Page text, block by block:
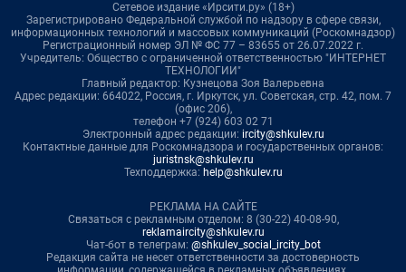
Сетевое издание «Ирсити.ру» (18+)
Зарегистрировано Федеральной службой по надзору в сфере связи,
информационных технологий и массовых коммуникаций (Роскомнадзор)
Регистрационный номер ЭЛ № ФС 77 – 83655 от 26.07.2022 г.
Учредитель: Общество с ограниченной ответственностью "ИНТЕРНЕТ
ТЕХНОЛОГИИ"
Главный редактор: Кузнецова Зоя Валерьевна
Адрес редакции: 664022, Россия, г. Иркутск, ул. Советская, стр. 42, пом. 7
(офис 206),
телефон +7 (924) 603 02 71
Электронный адрес редакции: ircity@shkulev.ru
Контактные данные для Роскомнадзора и государственных органов:
juristnsk@shkulev.ru
Техподдержка: help@shkulev.ru
РЕКЛАМА НА САЙТЕ
Связаться с рекламным отделом: 8 (30-22) 40-08-90,
reklamaircity@shkulev.ru
Чат-бот в телеграм: @shkulev_social_ircity_bot
Редакция сайта не несет ответственности за достоверность